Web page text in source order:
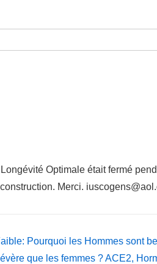
Optimale était fermé
Merci.
Pourquoi les Hommes sont
que les femmes ? ACE2,